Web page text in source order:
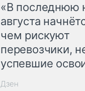
«В последнюю
августа
чем рискуют
перевозчики,
успевшие
Дзен